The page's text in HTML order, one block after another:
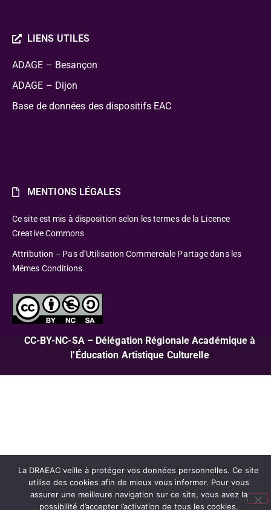
LIENS UTILES
ADAGE – Besançon
ADAGE – Dijon
Base de données des dispositifs EAC
MENTIONS LÉGALES
Ce site est mis à disposition selon les termes de la Licence
Creative Commons
Attribution – Pas d’Utilisation Commerciale Partage dans les
Mêmes Conditions.
CC-BY-NC-SA – Délégation Régionale Académique à
l’Éducation Artistique Culturelle
La DRAEAC veille à protéger vos données personnelles. Ce site
utilise des cookies afin de mieux vous informer. Pour vous
assurer une meilleure navigation sur ce site, vous avez la
possibilité d’accepter l’activation de tous les cookies.